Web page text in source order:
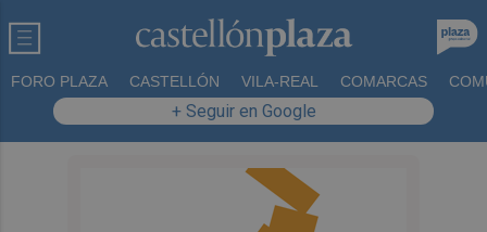
FORO PLAZA CASTELLÓN VILA-REAL COMARCAS
+ Seguir en Google